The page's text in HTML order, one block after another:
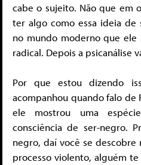
cabe o sujeito. Não que em
ter algo como essa ideia de
no mundo moderno que ele
radical. Depois a psicanálise
Por que estou dizendo
acompanhou quando falo de
ele mostrou uma
consciência de ser-negro.
negro, daí você se
processo violento, alguém te